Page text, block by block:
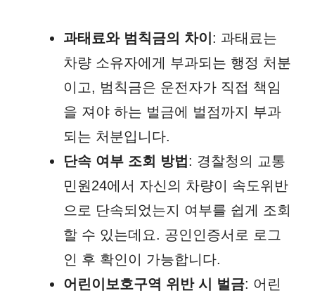
과태료와 범칙금의 차이 : 과태료는
차량 소유자에게 부과되는 행정 처분
이고, 범칙금은 운전자가 직접 책임
을 져야 하는 벌금에 벌점까지 부과
되는 처분입니다.
단속 여부 조회 방법 : 경찰청의 교통
민원24에서 자신의 차량이 속도위반
으로 단속되었는지 여부를 쉽게 조회
할 수 있는데요. 공인인증서로 로그
인 후 확인이 가능합니다.
어린이보호구역 위반 시 벌금: 어린